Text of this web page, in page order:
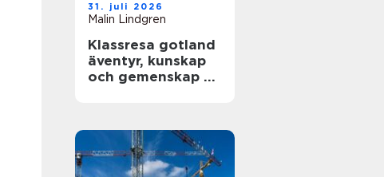
31. juli 2026
Malin Lindgren
Klassresa gotland
äventyr, kunskap
och gemenskap på